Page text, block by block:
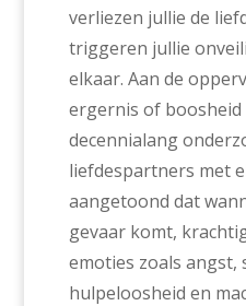
verliezen jullie de
triggeren jullie
elkaar. Aan de
ergernis of
decennialang
liefdespartners met
aangetoond dat
gevaar komt,
emoties zoals angst,
hulpeloosheid en